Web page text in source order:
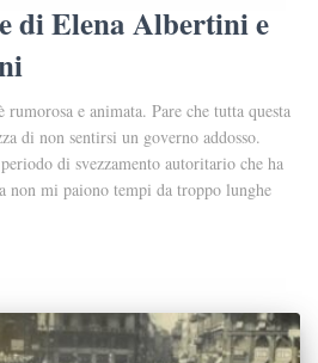
di Elena Albertini e
rumorosa e animata. Pare che tutta questa
di non sentirsi un governo addosso.
di svezzamento autoritario che ha
non mi paiono tempi da troppo lunghe